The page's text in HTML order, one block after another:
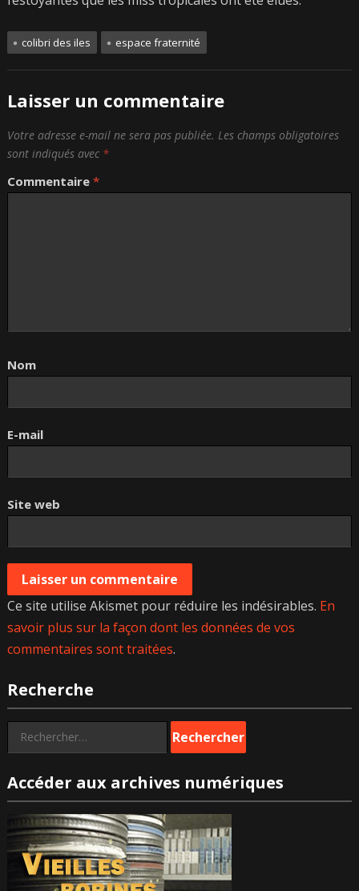
colibri des iles espace fraternité
Laisser un commentaire
Votre adresse e-mail ne sera pas publiée. Les champs obligatoires
sont indiqués avec *
Commentaire *
Nom
E-mail
Site web
Ce site utilise Akismet pour réduire les indésirables. En
savoir plus sur la façon dont les données de vos
commentaires sont traitées.
Recherche
Rechercher :
Accéder aux archives numériques